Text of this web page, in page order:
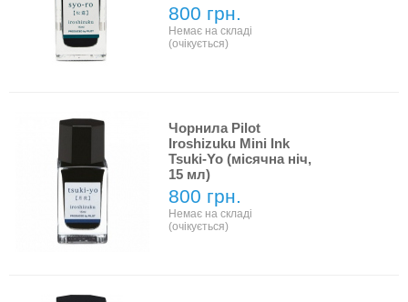
800 грн.
Немає на складі
(очікується)
Чорнила Pilot
Iroshizuku Mini Ink
Tsuki-Yo (місячна ніч,
15 мл)
800 грн.
Немає на складі
(очікується)